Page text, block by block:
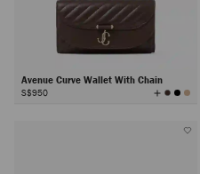
Avenue Curve Wallet With Chain
S$950 查
看